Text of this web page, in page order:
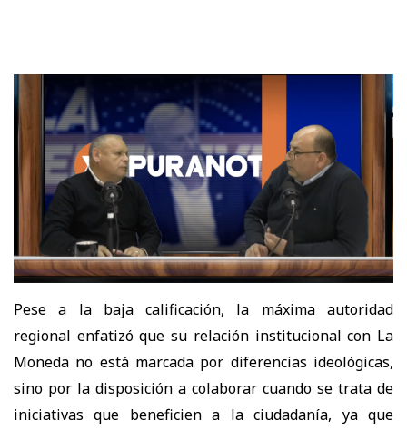
Pese a la baja calificación, la máxima autoridad
regional enfatizó que su relación institucional con La
Moneda no está marcada por diferencias ideológicas,
sino por la disposición a colaborar cuando se trata de
iniciativas que beneficien a la ciudadanía, ya que